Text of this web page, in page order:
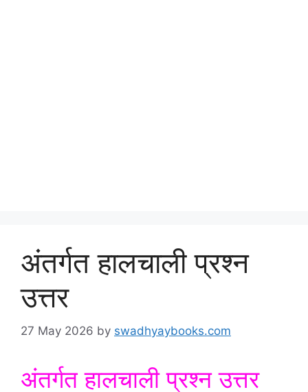
अंतर्गत हालचाली प्रश्न
उत्तर
27 May 2026 by swadhyaybooks.com
अंतर्गत हालचाली प्रश्न उत्तर